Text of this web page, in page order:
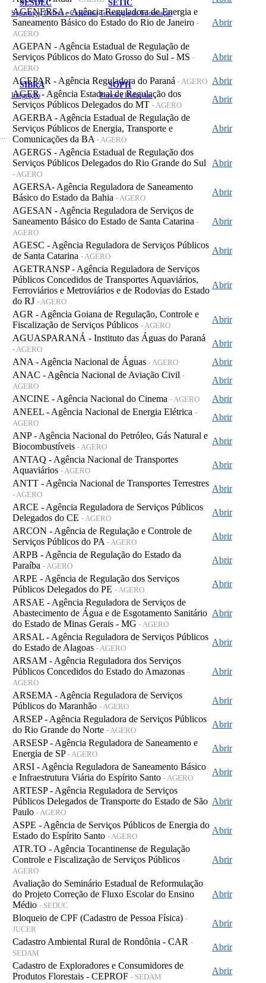
SESDEC
Segurança, Defesa e Cidadania
SETIC
Tecnologia da Informação
SIBRA
Integração
SOPH
Portos e Hidrovias
AGENERSA - Agência Reguladora de Energia e
Saneamento Básico do Estado do Rio de Janeiro -
AGERO
Abrir
AGEPAN - Agência Estadual de Regulação de
Serviços Públicos do Mato Grosso do Sul - MS -
AGERO
Abrir
AGEPAR - Agência Reguladora do Paraná - AGERO Abrir
AGER - Agência Estadual de Regulação dos
Serviços Públicos Delegados do MT - AGERO
Abrir
AGERBA - Agência Estadual de Regulação de
Serviços Públicos de Energia, Transporte e
Comunicações da BA - AGERO
Abrir
AGERGS - Agência Estadual de Regulação dos
Serviços Públicos Delegados do Rio Grande do Sul
- AGERO
Abrir
AGERSA- Agência Reguladora de Saneamento
Básico do Estado da Bahia - AGERO
Abrir
AGESAN - Agência Reguladora de Serviços de
Saneamento Básico do Estado de Santa Catarina -
AGERO
Abrir
AGESC - Agência Reguladora de Serviços Públicos
de Santa Catarina - AGERO
Abrir
AGETRANSP - Agência Reguladora de Serviços
Públicos Concedidos de Transportes Aquaviários,
Ferroviários e Metroviários e de Rodovias do Estado
do RJ - AGERO
Abrir
AGR - Agência Goiana de Regulação, Controle e
Fiscalização de Serviços Públicos - AGERO
Abrir
AGUASPARANÁ - Instituto das Águas do Paraná
- AGERO
Abrir
ANA - Agência Nacional de Águas - AGERO
Abrir
ANAC - Agência Nacional de Aviação Civil -
AGERO
Abrir
ANCINE - Agência Nacional do Cinema - AGERO
Abrir
ANEEL - Agência Nacional de Energia Elétrica -
AGERO
Abrir
ANP - Agência Nacional do Petróleo, Gás Natural e
Biocombustíveis - AGERO
Abrir
ANTAQ - Agência Nacional de Transportes
Aquaviários - AGERO
Abrir
ANTT - Agência Nacional de Transportes Terrestres
- AGERO
Abrir
ARCE - Agência Reguladora de Serviços Públicos
Delegados do CE - AGERO
Abrir
ARCON - Agência de Regulação e Controle de
Serviços Públicos do PA - AGERO
Abrir
ARPB - Agência de Regulação do Estado da
Paraíba - AGERO
Abrir
ARPE - Agência de Regulação dos Serviços
Públicos Delegados do PE - AGERO
Abrir
ARSAE - Agência Reguladora de Serviços de
Abastecimento de Água e de Esgotamento Sanitário
do Estado de Minas Gerais - MG - AGERO
Abrir
ARSAL - Agência Reguladora de Serviços Públicos
do Estado de Alagoas - AGERO
Abrir
ARSAM - Agência Reguladora dos Serviços
Públicos Concedidos do Estado do Amazonas -
AGERO
Abrir
ARSEMA - Agência Reguladora de Serviços
Públicos do Maranhão - AGERO
Abrir
ARSEP - Agência Reguladora de Serviços Públicos
do Rio Grande do Norte - AGERO
Abrir
ARSESP - Agência Reguladora de Saneamento e
Energia de SP - AGERO
Abrir
ARSI - Agência Reguladora de Saneamento Básico
e Infraestrutura Viária do Espírito Santo - AGERO
Abrir
ARTESP - Agência Reguladora de Serviços
Públicos Delegados de Transporte do Estado de São
Paulo - AGERO
Abrir
ASPE - Agência de Serviços Públicos de Energia do
Estado do Espírito Santo - AGERO
Abrir
ATR.TO - Agência Tocantinense de Regulação
Controle e Fiscalização de Serviços Públicos -
AGERO
Abrir
Avaliação do Seminário Estadual de Reformulação
do Projeto Correção de Fluxo Escolar do Ensino
Médio - SEDUC
Abrir
Bloqueio de CPF (Cadastro de Pessoa Física) -
JUCER
Abrir
Cadastro Ambiental Rural de Rondônia - CAR -
SEDAM
Abrir
Cadastro de Exploradores e Consumidores de
Produtos Florestais - CEPROF - SEDAM
Abrir